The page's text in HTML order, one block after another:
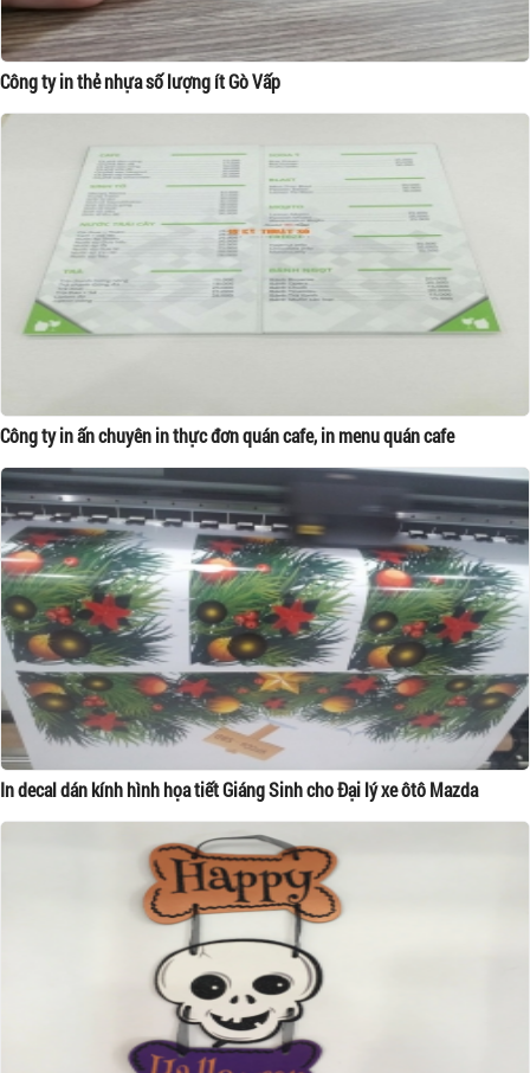
Công ty in thẻ nhựa số lượng ít Gò Vấp
Công ty in ấn chuyên in thực đơn quán cafe, in menu quán cafe
In decal dán kính hình họa tiết Giáng Sinh cho Đại lý xe ôtô Mazda